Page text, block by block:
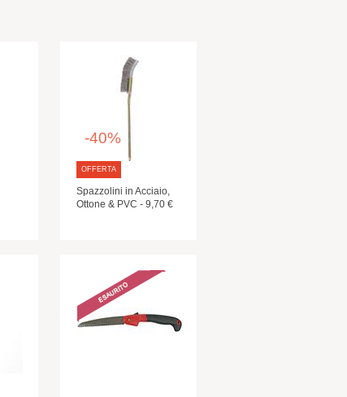
OFFERTA
-40%
Spazzolini in Acciaio,
Ottone & PVC - 9,70 €